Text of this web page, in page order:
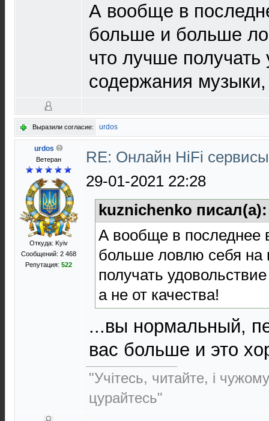
А вообще в
больше и больше
что лучше получать
содержания музыки,
Выразили согласие: urdos
urdos
Ветеран
Откуда: Kyiv
Сообщений: 2 468
Репутация: 522
RE: Онлайн HiFi
29-01-2021 22:28
kuznichenko
А вообще в последнее
больше ловлю себя
получать
а не от качества!
...вы нормальный,
вас больше и это
"Учітесь, читайте, і
цурайтесь"